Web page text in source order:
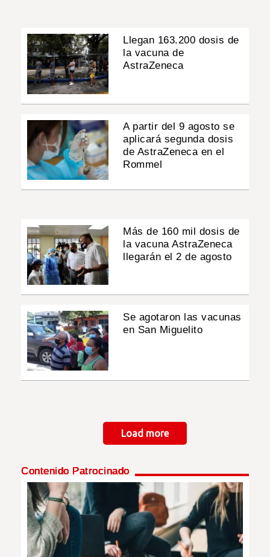
Llegan 163.200 dosis de
la vacuna de
AstraZeneca
A partir del 9 agosto se
aplicará segunda dosis
de AstraZeneca en el
Rommel
Más de 160 mil dosis de
la vacuna AstraZeneca
llegarán el 2 de agosto
Se agotaron las vacunas
en San Miguelito
Load more
Contenido Patrocinado